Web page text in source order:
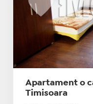
Apartament o
Timisoara